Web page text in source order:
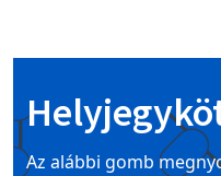
Az alábbi gomb